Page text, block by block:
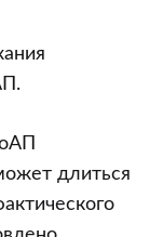
длиться